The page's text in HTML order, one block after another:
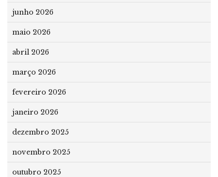
junho 2026
maio 2026
abril 2026
março 2026
fevereiro 2026
janeiro 2026
dezembro 2025
novembro 2025
outubro 2025